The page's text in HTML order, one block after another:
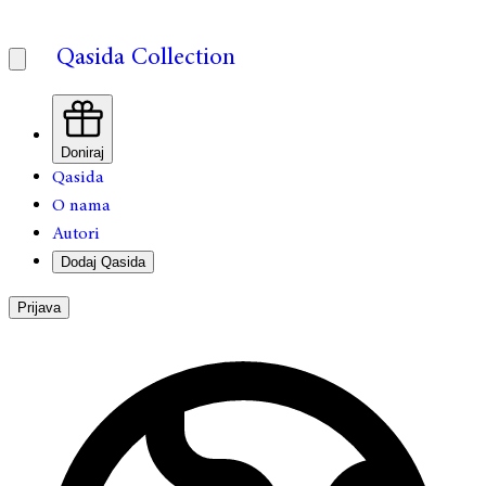
Qasida Collection
Doniraj
Qasida
O nama
Autori
Dodaj Qasida
Prijava